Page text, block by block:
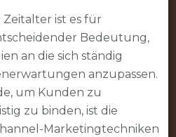
ist es für
Bedeutung,
an die sich ständig
anzupassen.
um Kunden zu
zu binden, ist die
Marketingtechniken